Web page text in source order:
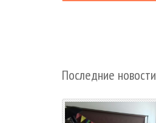
Последние новости